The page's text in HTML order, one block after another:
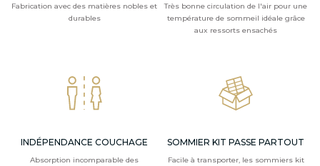
Fabrication avec des matières nobles et
durables
Très bonne circulation de l'air pour une
température de sommeil idéale grâce
aux ressorts ensachés
INDÉPENDANCE COUCHAGE
Absorption incomparable des
SOMMIER KIT PASSE PARTOUT
Facile à transporter, les sommiers kit